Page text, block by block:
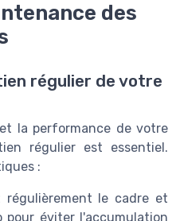
des
régulier de votre
la performance de votre
régulier est essentiel.
:
le cadre et
pour éviter l'accumulation